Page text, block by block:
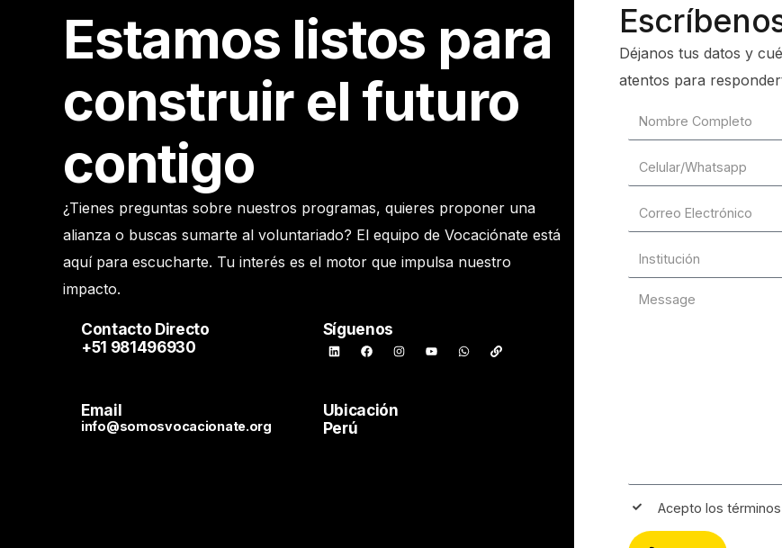
Estamos listos para
construir el futuro
contigo
¿Tienes preguntas sobre nuestros programas, quieres proponer una
alianza o buscas sumarte al voluntariado? El equipo de Vocaciónate está
aquí para escucharte. Tu interés es el motor que impulsa nuestro
impacto.
Contacto Directo
+51 981496930
Síguenos
Email
info@somosvocacionate.org
Ubicación
Perú
Déjanos tus datos y
atentos para
Acepto los